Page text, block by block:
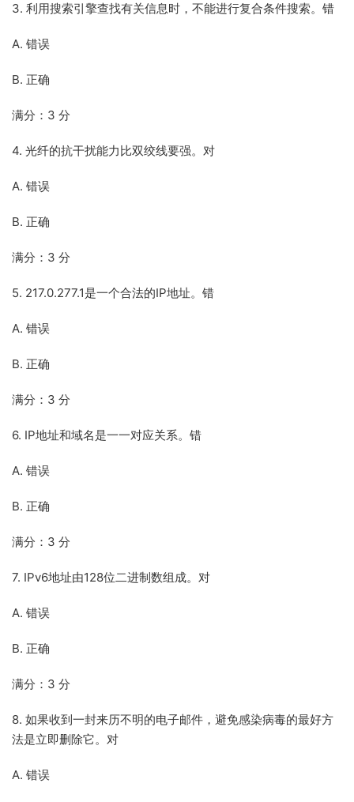
3. 利用搜索引擎查找有关信息时，不能进行复合条件搜索。错
A. 错误
B. 正确
满分：3 分
4. 光纤的抗干扰能力比双绞线要强。对
A. 错误
B. 正确
满分：3 分
5. 217.0.277.1是一个合法的IP地址。错
A. 错误
B. 正确
满分：3 分
6. IP地址和域名是一一对应关系。错
A. 错误
B. 正确
满分：3 分
7. IPv6地址由128位二进制数组成。对
A. 错误
B. 正确
满分：3 分
8. 如果收到一封来历不明的电子邮件，避免感染病毒的最好方
法是立即删除它。对
A. 错误